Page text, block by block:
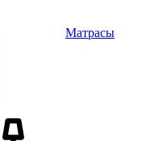
Матрасы